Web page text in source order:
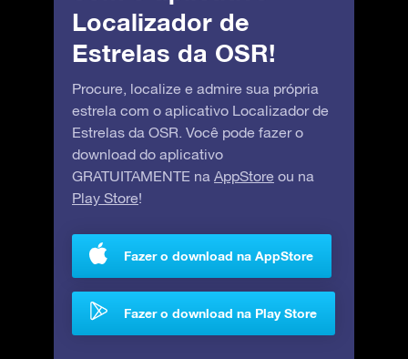
Localizador de
Estrelas da OSR!
Procure, localize e admire sua própria
estrela com o aplicativo Localizador de
Estrelas da OSR. Você pode fazer o
download do aplicativo
GRATUITAMENTE na AppStore ou na
Play Store!
Fazer o download na AppStore
Fazer o download na Play Store